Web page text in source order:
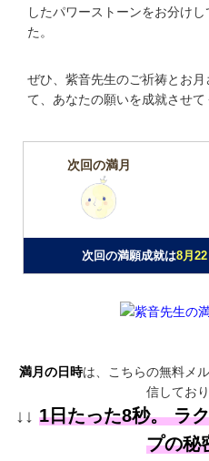
したパワーストーンをお分け
た。
ぜひ、紫音先生のご祈祷とお
て、あなたの願いを成就させて
次回の満月
次回の満願成就は8月22
満月の日時は、こちらの無料メ
信してお
↓↓ 1日たった8秒。 ラ
プの